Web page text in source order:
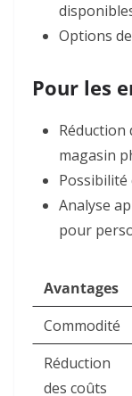
Options
Pour les
Réduction
magasin
Possibilité
Analyse
pour
Avantages
Commodité
Réduction
des coûts